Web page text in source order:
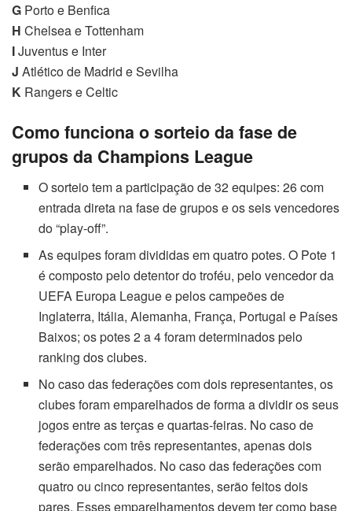
G Porto e Benfica
H Chelsea e Tottenham
IJuventus e Inter
J Atlético de Madrid e Sevilha
K Rangers e Celtic
Como funciona o sorteio da fase de
grupos da Champions League
O sorteio tem a participação de 32 equipes: 26 com
entrada direta na fase de grupos e os seis vencedores
do “play-off”.
As equipes foram divididas em quatro potes. O Pote 1
é composto pelo detentor do troféu, pelo vencedor da
UEFA Europa League e pelos campeões de
Inglaterra, Itália, Alemanha, França, Portugal e Países
Baixos; os potes 2 a 4 foram determinados pelo
ranking dos clubes.
No caso das federações com dois representantes, os
clubes foram emparelhados de forma a dividir os seus
jogos entre as terças e quartas-feiras. No caso de
federações com três representantes, apenas dois
serão emparelhados. No caso das federações com
quatro ou cinco representantes, serão feitos dois
pares. Esses emparelhamentos devem ter como base